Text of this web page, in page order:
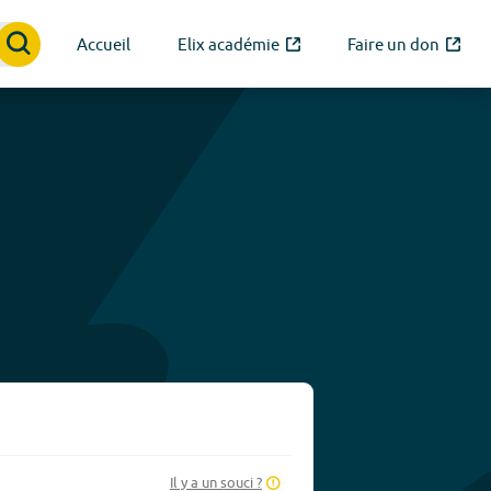
Accueil Elix académie Faire un don
Il y a un souci ?